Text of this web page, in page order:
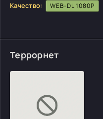
Качество: WEB-DL 1080P
Террорнет